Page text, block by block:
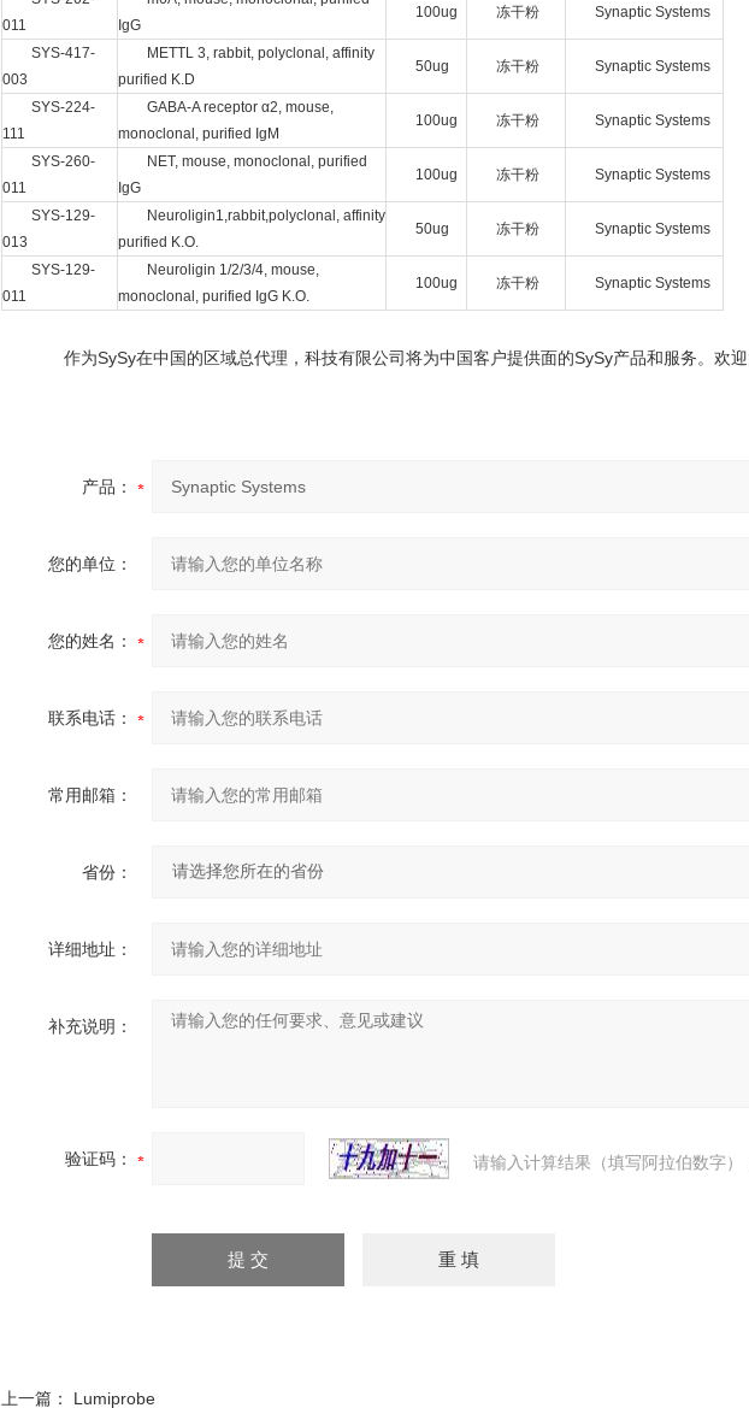
011
IgG
100ug 冻干粉 Synaptic Systems
SYS-417-
003
METTL 3, rabbit, polyclonal, affinity
purified K.D
50ug 冻干粉 Synaptic Systems
SYS-224-
111
GABA-A receptor α2, mouse,
monoclonal, purified IgM
100ug 冻干粉 Synaptic Systems
SYS-260-
011
NET, mouse, monoclonal, purified
IgG
100ug 冻干粉 Synaptic Systems
SYS-129-
013
Neuroligin1,rabbit,polyclonal, affinity
purified K.O.
50ug 冻干粉 Synaptic Systems
SYS-129-
011
Neuroligin 1/2/3/4, mouse,
monoclonal, purified IgG K.O.
100ug 冻干粉 Synaptic Systems
作为SySy在中国的区域总代理，科技有限公司将为中国客户提供面的SySy产品和服务。欢迎
产品：
您的单位：
您的姓名：
联系电话：
常用邮箱：
省份：
详细地址：
补充说明：
验证码： 请输入计算结果（填写阿拉伯数字）
上一篇： Lumiprobe